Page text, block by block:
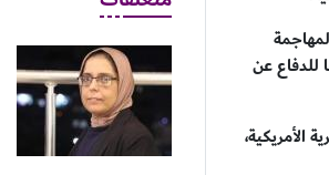
للدفاع عن